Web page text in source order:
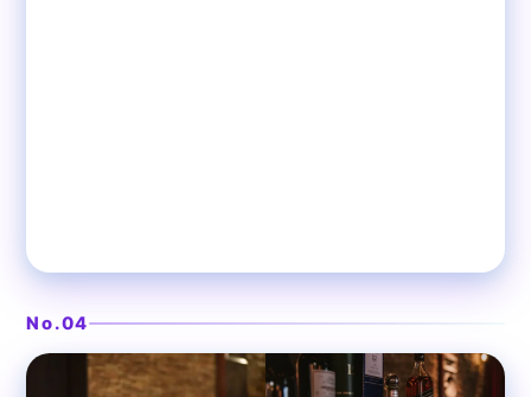
No.04
大井町 イベントスペース
演出自在の多目的イベント空間
E-LOUNGE（イーラウンジ）